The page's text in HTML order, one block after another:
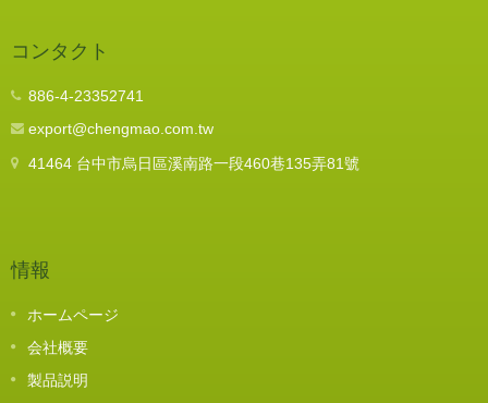
コンタクト
886-4-23352741
export@chengmao.com.tw
41464 台中市烏日區溪南路一段460巷135弄81號
情報
ホームページ
会社概要
製品説明